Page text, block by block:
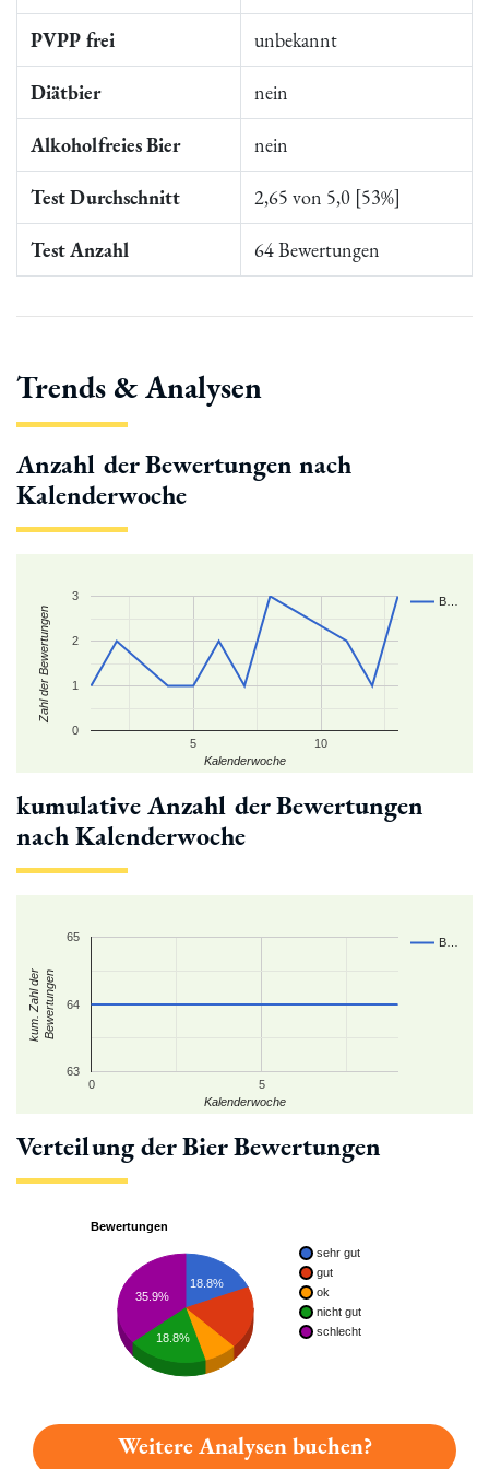
PVPP frei unbekannt
Diätbier nein
Alkoholfreies Bier nein
Test Durchschnitt 2,65 von 5,0 [53%]
Test Anzahl 64 Bewertungen
Trends & Analysen
Anzahl der Bewertungen nach
Kalenderwoche
B…
5 10
0
1
2
3
Kalenderwoche
Zahl der Bewertungen
kumulative Anzahl der Bewertungen
nach Kalenderwoche
B…
0 5
63
64
65
Kalenderwoche
kum. Zahl derBewertungen
Verteilung der Bier Bewertungen
Bewertungen
sehr gut
gut
ok
nicht gut
schlecht
18.8%
35.9%
18.8%
Weitere Analysen buchen?